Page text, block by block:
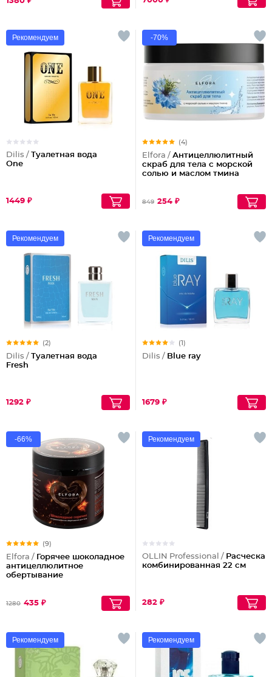
Рекомендуем
Dilis / Туалетная вода
One
1449 ₽
-70%
(4)
Elfora / Антицеллюлитный
скраб для тела с морской
солью и маслом тмина
849 254 ₽
Рекомендуем
(2)
Dilis / Туалетная вода
Fresh
1292 ₽
Рекомендуем
(1)
Dilis / Blue ray
1679 ₽
-66%
(9)
Elfora / Горячее шоколадное
антицеллюлитное
обертывание
1280 435 ₽
Рекомендуем
OLLIN Professional / Расческа
комбинированная 22 см
282 ₽
Рекомендуем Рекомендуем